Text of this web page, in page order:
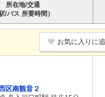
所在地/交通
駅/バス 所要時間）
お気に入りに
区南観音２